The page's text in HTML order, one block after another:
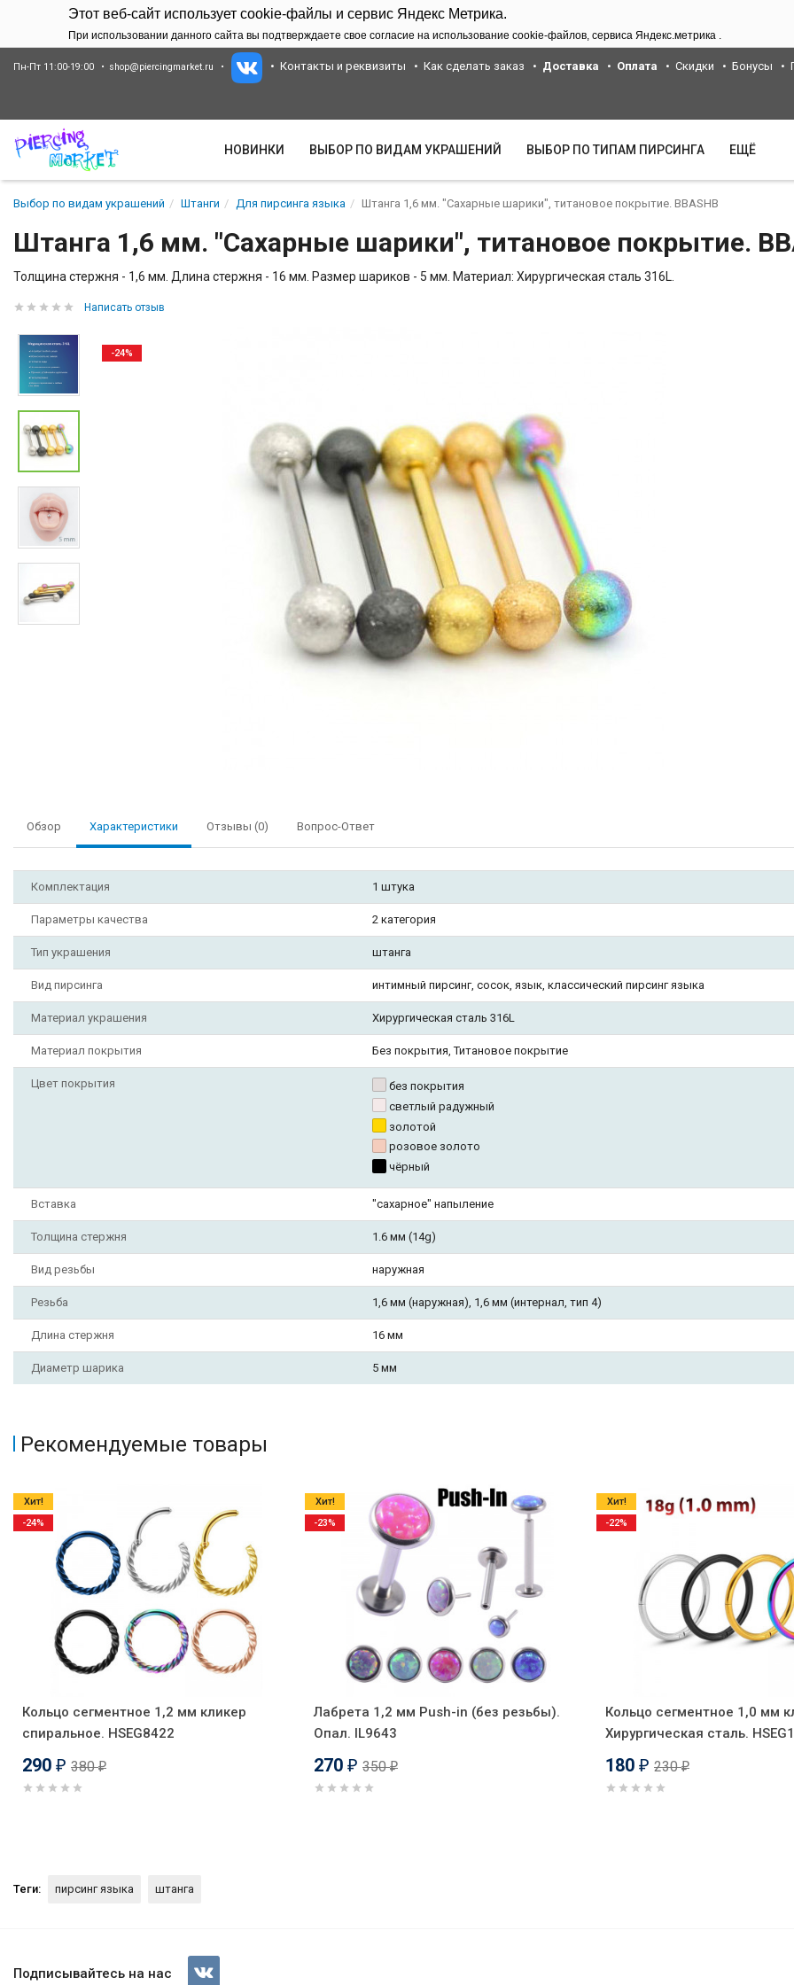
Этот веб-сайт использует cookie-файлы и сервис Яндекс Метрика.
При использовании данного сайта вы подтверждаете свое согласие на использование cookie-файлов, сервиса Яндекс.метрика .
Пн-Пт 11:00-19:00 shop@piercingmarket.ru Контакты и реквизиты Как сделать заказ Доставка Оплата Скидки Бонусы
НОВИНКИ ВЫБОР ПО ВИДАМ УКРАШЕНИЙ ВЫБОР ПО ТИПАМ ПИРСИНГА ЕЩЁ
Выбор по видам украшений Штанги Для пирсинга языка Штанга 1,6 мм. "Сахарные шарики", титановое покрытие. BBASHB
Штанга 1,6 мм. "Сахарные шарики", титановое покрытие.
Толщина стержня - 1,6 мм. Длина стержня - 16 мм. Размер шариков - 5 мм. Материал: Хирургическая сталь 316L.
Написать отзыв
-24%
Обзор Характеристики Отзывы (0) Вопрос-Ответ
Комплектация 1 штука
Параметры качества 2 категория
Тип украшения штанга
Вид пирсинга интимный пирсинг, сосок, язык, классический пирсинг языка
Материал украшения Хирургическая сталь 316L
Материал покрытия Без покрытия, Титановое покрытие
Цвет покрытия
без покрытия
светлый радужный
золотой
розовое золото
чёрный
Вставка "сахарное" напыление
Толщина стержня 1.6 мм (14g)
Вид резьбы наружная
Резьба 1,6 мм (наружная), 1,6 мм (интернал, тип 4)
Длина стержня 16 мм
Диаметр шарика 5 мм
Рекомендуемые товары
Кольцо сегментное 1,2 мм кликер
спиральное. HSEG8422
290 ₽ 380₽
Хит!
-24%
Лабрета 1,2 мм Push-in (без резьбы).
Опал. IL9643
270 ₽ 350₽
Хит!
-23%
Кольцо сегментное 1,0 мм
Хирургическая сталь.
180 ₽ 230₽
Хит!
-22%
Теги: пирсинг языка штанга
Штанга 1,6 мм. "Сахарные шарики", титановое покрытие. BBASHB
Подписывайтесь на нас